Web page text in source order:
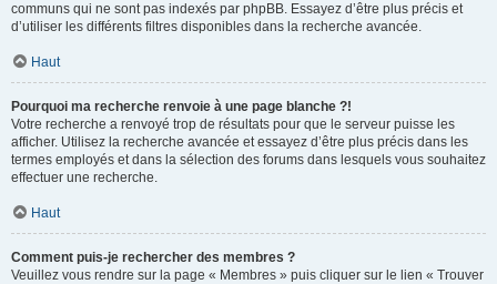
communs qui ne sont pas indexés par phpBB. Essayez d’être plus précis et
d’utiliser les différents filtres disponibles dans la recherche avancée.
Haut
Pourquoi ma recherche renvoie à une page blanche ?!
Votre recherche a renvoyé trop de résultats pour que le serveur puisse les
afficher. Utilisez la recherche avancée et essayez d’être plus précis dans les
termes employés et dans la sélection des forums dans lesquels vous souhaitez
effectuer une recherche.
Haut
Comment puis-je rechercher des membres ?
Veuillez vous rendre sur la page « Membres » puis cliquer sur le lien « Trouver